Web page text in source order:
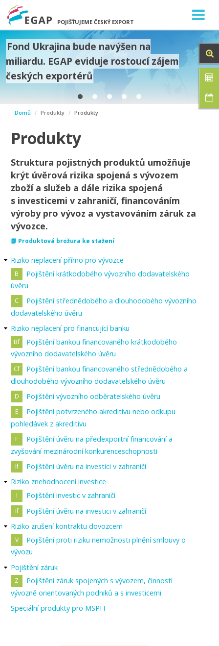
POJIŠŤUJEME ČESKÝ EXPORT
Fond Ukrajina bude navýšen na
miliardu. EGAP eviduje rostoucí zájem
českých exportérů
Domů Produkty Produkty
Produkty
Struktura pojistných produktů umožňuje
krýt úvěrová rizika spojená s vývozem
zboží a služeb a dále rizika spojená
s investicemi v zahraničí, financováním
výroby pro vývoz a vystavováním záruk za
vývozce.
📘 Produktová brožura ke stažení
Riziko neplacení přímo pro vývozce
Pojištění krátkodobého vývozního dodavatelského
úvěru
Pojištění střednědobého a dlouhodobého vývozního
dodavatelského úvěru
Riziko neplacení pro financující banku
Pojištění bankou financovaného krátkodobého
vývozního dodavatelského úvěru
Pojištění bankou financovaného střednědobého a
dlouhodobého vývozního dodavatelského úvěru
Pojištění vývozního odběratelského úvěru
Pojištění potvrzeného akreditivu nebo odkupu
pohledávek z akreditivu
Pojištění úvěru na předexportní financování a
zvyšování mezinárodní konkurenceschopnosti
Pojištění úvěru na investici v zahraničí
Riziko znehodnocení investice
Pojištění investic v zahraničí
Pojištění úvěru na investici v zahraničí
Riziko zrušení kontraktu dovozcem
Pojištění proti riziku nemožnosti plnění smlouvy o
vývozu
Pojištění záruk
Pojištění záruk spojených s vývozem, činností
vývozně orientovaných podniků a s investicemi
Speciální produkty pro MSPH